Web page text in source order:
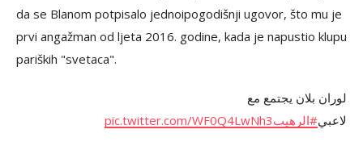
da se Blanom potpisalo jednoipogodišnji ugovor, što mu je
prvi angažman od ljeta 2016. godine, kada je napustio klupu
pariških "svetaca".
لوران بلان يجتمع مع
لاعبي#الرهيبpic.twitter.com/WF0Q4LwNh3